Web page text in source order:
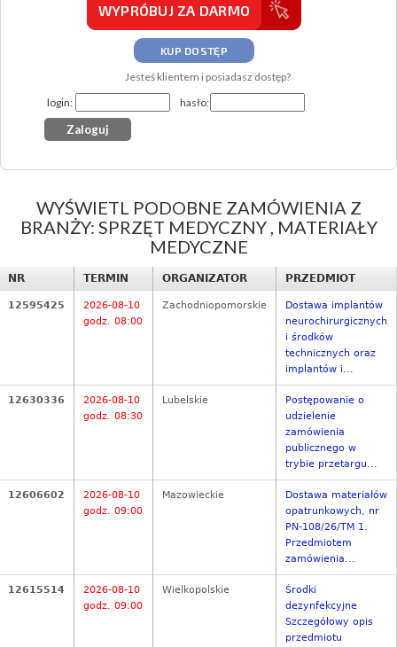
WYPRÓBUJ ZA DARMO
KUP DOSTĘP
Jesteś klientem i posiadasz dostęp?
login:
hasło:
WYŚWIETL PODOBNE ZAMÓWIENIA Z
BRANŻY: SPRZĘT MEDYCZNY , MATERIAŁY
MEDYCZNE
NR TERMIN ORGANIZATOR PRZEDMIOT
12595425
2026-08-10
godz. 08:00
Zachodniopomorskie
Dostawa implantów
neurochirurgicznych
i środków
technicznych oraz
implantów i...
12630336
2026-08-10
godz. 08:30
Lubelskie
Postępowanie o
udzielenie
zamówienia
publicznego w
trybie przetargu...
12606602
2026-08-10
godz. 09:00
Mazowieckie
Dostawa materiałów
opatrunkowych, nr
PN-108/26/TM 1.
Przedmiotem
zamówienia...
12615514
2026-08-10
godz. 09:00
Wielkopolskie
Środki
dezynfekcyjne
Szczegółowy opis
przedmiotu